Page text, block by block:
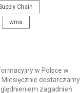
Chain
wms
w Polsce w
Miesięcznie dostarczamy
zagadnień